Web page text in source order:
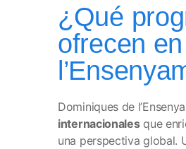
¿Qué
ofrecen
Dominiques de
internacionalesque
una perspectiva global.